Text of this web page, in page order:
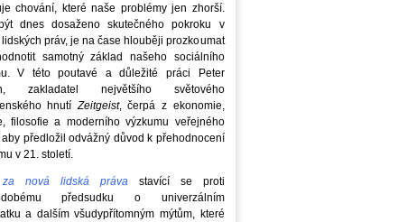
chování, které naše problémy jen zhorší.
dnes dosaženo skutečného pokroku v
práv, je na čase hlouběji prozkoumat
samotný základ našeho sociálního
V této poutavé a důležité práci Peter
zakladatel největšího světového
hnutí Zeitgeist, čerpá z ekonomie,
filosofie a moderního výzkumu veřejného
aby předložil odvážný důvod k přehodnocení
v 21. století.
nová lidská práva stavící se proti
předsudku o univerzálním
a dalším všudypřítomným mýtům, které